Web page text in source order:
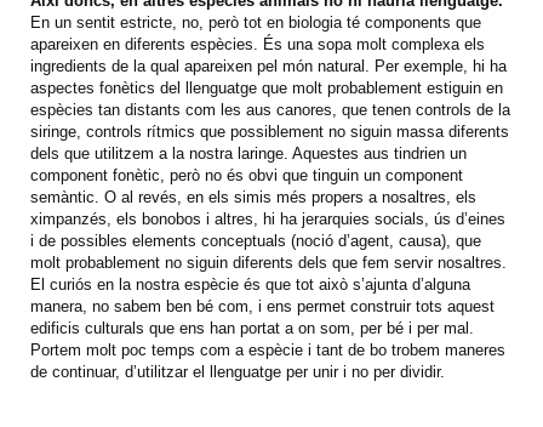
En un sentit estricte, no, però tot en biologia té components que
apareixen en diferents espècies. És una sopa molt complexa els
ingredients de la qual apareixen pel món natural. Per exemple, hi ha
aspectes fonètics del llenguatge que molt probablement estiguin en
espècies tan distants com les aus canores, que tenen controls de la
siringe, controls rítmics que possiblement no siguin massa diferents
dels que utilitzem a la nostra laringe. Aquestes aus tindrien un
component fonètic, però no és obvi que tinguin un component
semàntic. O al revés, en els simis més propers a nosaltres, els
ximpanzés, els bonobos i altres, hi ha jerarquies socials, ús d’eines
i de possibles elements conceptuals (noció d’agent, causa), que
molt probablement no siguin diferents dels que fem servir nosaltres.
El curiós en la nostra espècie és que tot això s’ajunta d’alguna
manera, no sabem ben bé com, i ens permet construir tots aquest
edificis culturals que ens han portat a on som, per bé i per mal.
Portem molt poc temps com a espècie i tant de bo trobem maneres
de continuar, d’utilitzar el llenguatge per unir i no per dividir.